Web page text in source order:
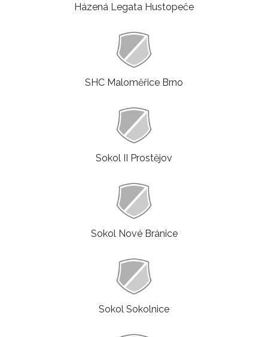
Házená Legata Hustopeče
SHC Maloměřice Brno
Sokol II Prostějov
Sokol Nové Bránice
Sokol Sokolnice